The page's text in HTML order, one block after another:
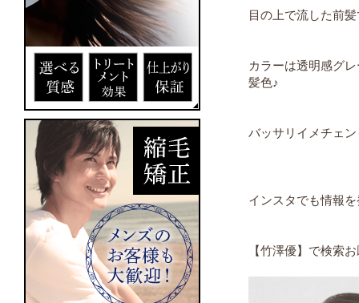
目の上で流した前
カラーは透明感グ
髪色♪
バッサリイメチェ
インスタでも情報
【竹澤優】で検索